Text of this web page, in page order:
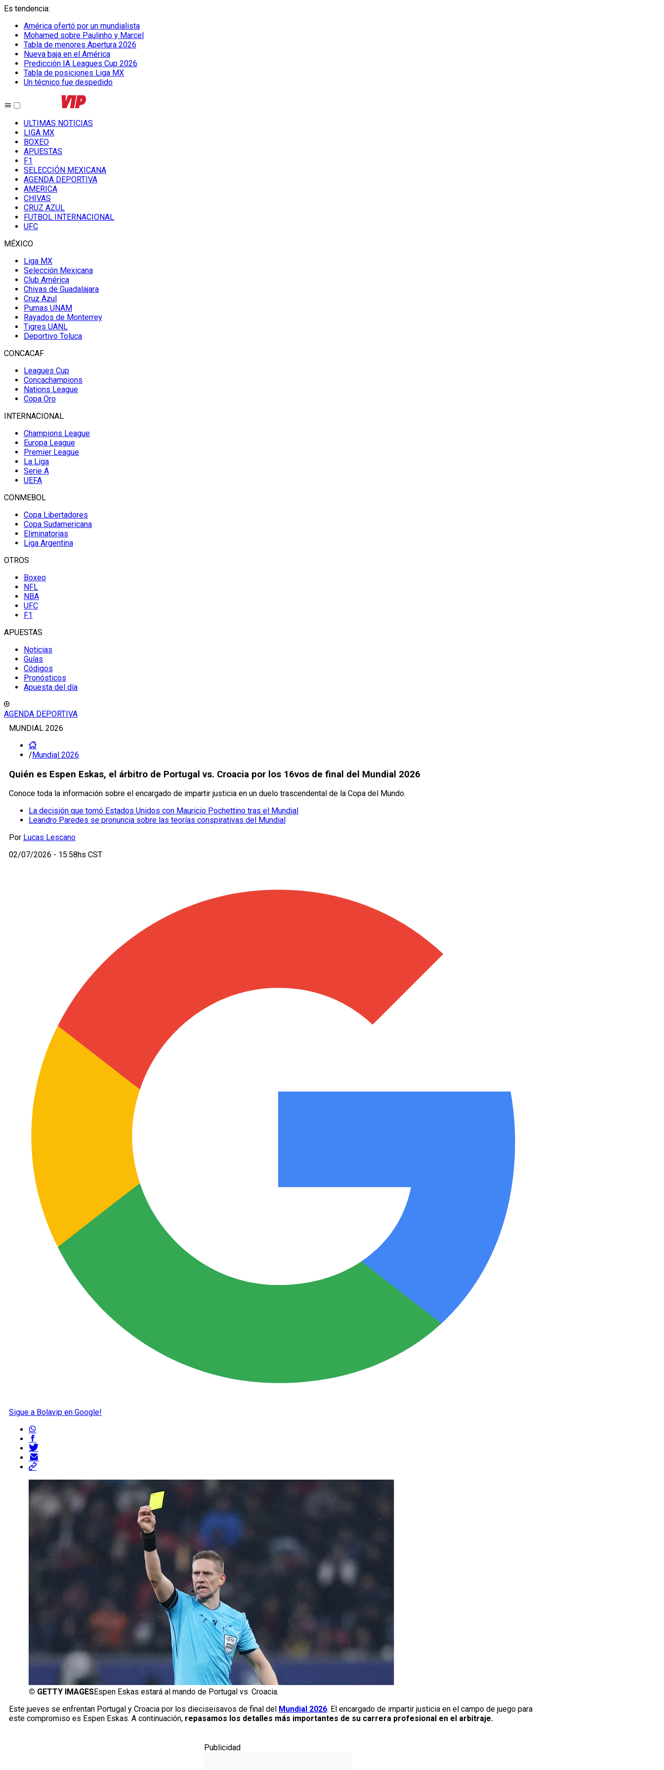
Es tendencia:
América ofertó por un mundialista
Mohamed sobre Paulinho y Marcel
Tabla de menores Apertura 2026
Nueva baja en el América
Predicción IA Leagues Cup 2026
Tabla de posiciones Liga MX
Un técnico fue despedido
ULTIMAS NOTICIAS
LIGA MX
BOXEO
APUESTAS
F1
SELECCIÓN MEXICANA
AGENDA DEPORTIVA
AMERICA
CHIVAS
CRUZ AZUL
FUTBOL INTERNACIONAL
UFC
MÉXICO
Liga MX
Selección Mexicana
Club América
Chivas de Guadalajara
Cruz Azul
Pumas UNAM
Rayados de Monterrey
Tigres UANL
Deportivo Toluca
CONCACAF
Leagues Cup
Concachampions
Nations League
Copa Oro
INTERNACIONAL
Champions League
Europa League
Premier League
La Liga
Serie A
UEFA
CONMEBOL
Copa Libertadores
Copa Sudamericana
Eliminatorias
Liga Argentina
OTROS
Boxeo
NFL
NBA
UFC
F1
APUESTAS
Noticias
Guías
Códigos
Pronósticos
Apuesta del día
AGENDA DEPORTIVA
MUNDIAL 2026
/Mundial 2026
Quién es Espen Eskas, el árbitro de Portugal vs. Croacia por los 16vos de final del Mundial 2026
Conoce toda la información sobre el encargado de impartir justicia en un duelo trascendental de la Copa del Mundo.
La decisión que tomó Estados Unidos con Mauricio Pochettino tras el Mundial
Leandro Paredes se pronuncia sobre las teorías conspirativas del Mundial
Por Lucas Lescano
02/07/2026 - 15:58hs CST
Sigue a Bolavip en Google!
© GETTY IMAGESEspen Eskas estará al mando de Portugal vs. Croacia.
Este jueves se enfrentan Portugal y Croacia por los dieciseisavos de final del Mundial 2026. El encargado de impartir justicia en el campo de juego para
este compromiso es Espen Eskas. A continuación, repasamos los detalles más importantes de su carrera profesional en el arbitraje.
Publicidad